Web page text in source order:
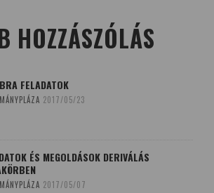
HOZZÁSZÓLÁS
FELADATOK
2017/05/23
ÉS MEGOLDÁSOK DERIVÁLÁS
2017/05/07